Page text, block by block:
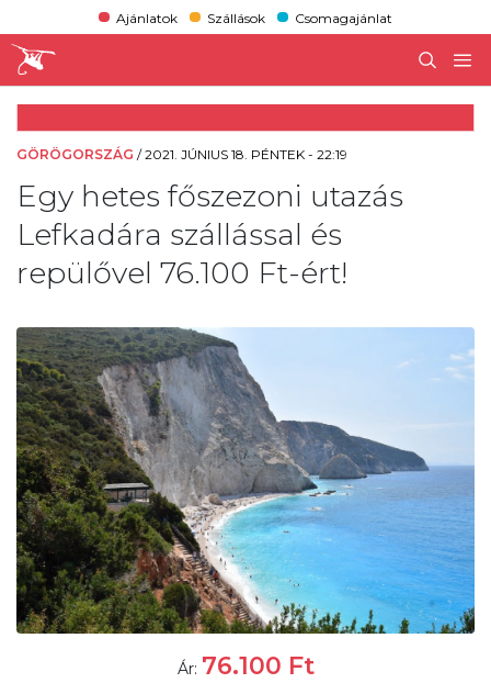
Ajánlatok Szállások Csomagajánlat
GÖRÖGORSZÁG /2021. JÚNIUS 18. PÉNTEK - 22:19
Egy hetes főszezoni utazás
Lefkadára szállással és
repülővel 76.100 Ft-ért!
Ár: 76.100 Ft